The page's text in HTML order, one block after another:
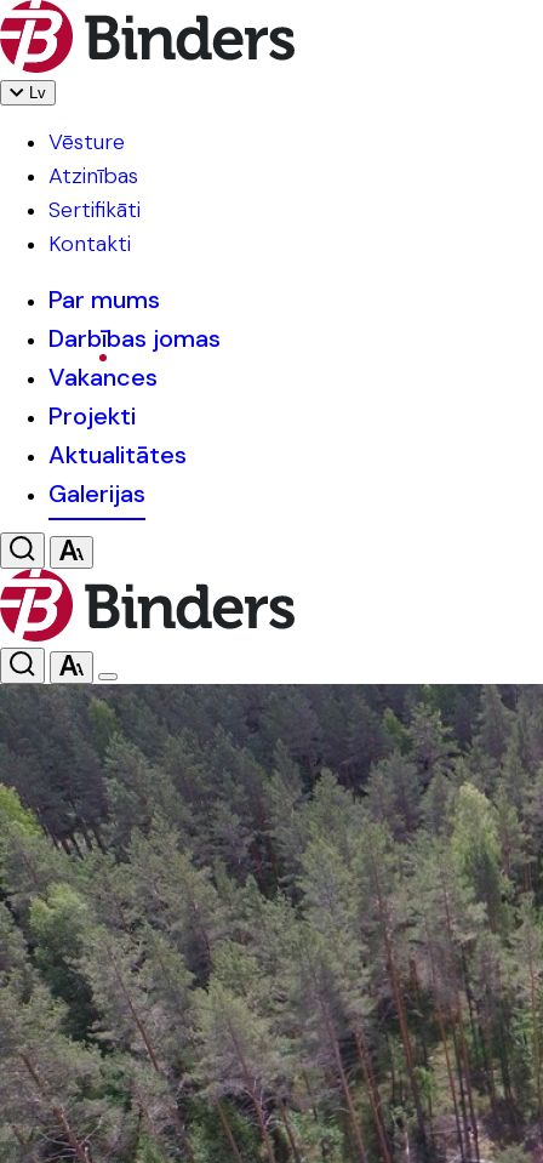
Lv
Vēsture
Atzinības
Sertifikāti
Kontakti
Par mums
Darbības jomas
Vakances
Projekti
Aktualitātes
Galerijas